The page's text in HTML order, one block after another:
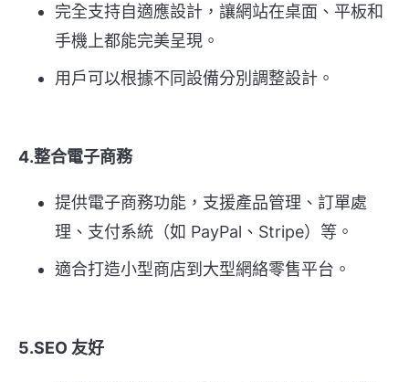
完全支持自適應設計，讓網站在桌面、平板和
手機上都能完美呈現。
用戶可以根據不同設備分別調整設計。
4.整合電子商務
提供電子商務功能，支援產品管理、訂單處
理、支付系統（如 PayPal、Stripe）等。
適合打造小型商店到大型網絡零售平台。
5.SEO 友好